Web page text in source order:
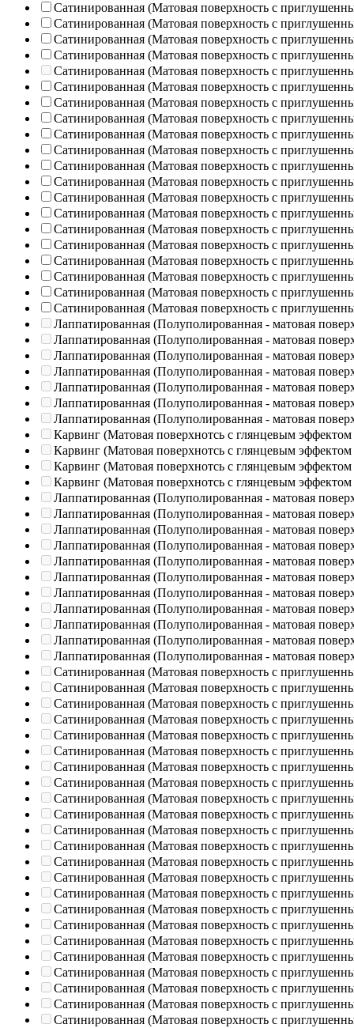
Сатинированная (Матовая поверхность с
Сатинированная (Матовая поверхность с
Сатинированная (Матовая поверхность с
Сатинированная (Матовая поверхность с
Сатинированная (Матовая поверхность с
Сатинированная (Матовая поверхность с
Сатинированная (Матовая поверхность с
Сатинированная (Матовая поверхность с
Сатинированная (Матовая поверхность с
Сатинированная (Матовая поверхность с
Сатинированная (Матовая поверхность с
Сатинированная (Матовая поверхность с
Сатинированная (Матовая поверхность с
Сатинированная (Матовая поверхность с
Сатинированная (Матовая поверхность с
Сатинированная (Матовая поверхность с
Сатинированная (Матовая поверхность с
Сатинированная (Матовая поверхность с
Сатинированная (Матовая поверхность с
Сатинированная (Матовая поверхность с
Лаппатированная (Полуполированная - матовая
Лаппатированная (Полуполированная - матовая
Лаппатированная (Полуполированная - матовая
Лаппатированная (Полуполированная - матовая
Лаппатированная (Полуполированная - матовая
Лаппатированная (Полуполированная - матовая
Лаппатированная (Полуполированная - матовая
Карвинг (Матовая поверхнотсь с глянцевым эффектом
Карвинг (Матовая поверхнотсь с глянцевым эффектом
Карвинг (Матовая поверхнотсь с глянцевым эффектом
Карвинг (Матовая поверхнотсь с глянцевым эффектом
Лаппатированная (Полуполированная - матовая
Лаппатированная (Полуполированная - матовая
Лаппатированная (Полуполированная - матовая
Лаппатированная (Полуполированная - матовая
Лаппатированная (Полуполированная - матовая
Лаппатированная (Полуполированная - матовая
Лаппатированная (Полуполированная - матовая
Лаппатированная (Полуполированная - матовая
Лаппатированная (Полуполированная - матовая
Лаппатированная (Полуполированная - матовая
Лаппатированная (Полуполированная - матовая
Сатинированная (Матовая поверхность с
Сатинированная (Матовая поверхность с
Сатинированная (Матовая поверхность с
Сатинированная (Матовая поверхность с
Сатинированная (Матовая поверхность с
Сатинированная (Матовая поверхность с
Сатинированная (Матовая поверхность с
Сатинированная (Матовая поверхность с
Сатинированная (Матовая поверхность с
Сатинированная (Матовая поверхность с
Сатинированная (Матовая поверхность с
Сатинированная (Матовая поверхность с
Сатинированная (Матовая поверхность с
Сатинированная (Матовая поверхность с
Сатинированная (Матовая поверхность с
Сатинированная (Матовая поверхность с
Сатинированная (Матовая поверхность с
Сатинированная (Матовая поверхность с
Сатинированная (Матовая поверхность с
Сатинированная (Матовая поверхность с
Сатинированная (Матовая поверхность с
Сатинированная (Матовая поверхность с
Сатинированная (Матовая поверхность с